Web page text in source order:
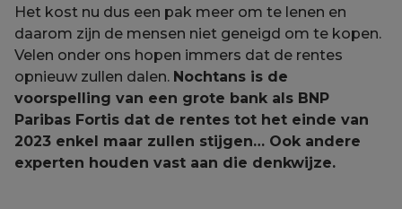
Het kost nu dus een pak meer om te lenen en
daarom zijn de mensen niet geneigd om te kopen.
Velen onder ons hopen immers dat de rentes
opnieuw zullen dalen. Nochtans is de
voorspelling van een grote bank als BNP
Paribas Fortis dat de rentes tot het einde van
2023 enkel maar zullen stijgen… Ook andere
experten houden vast aan die denkwijze.